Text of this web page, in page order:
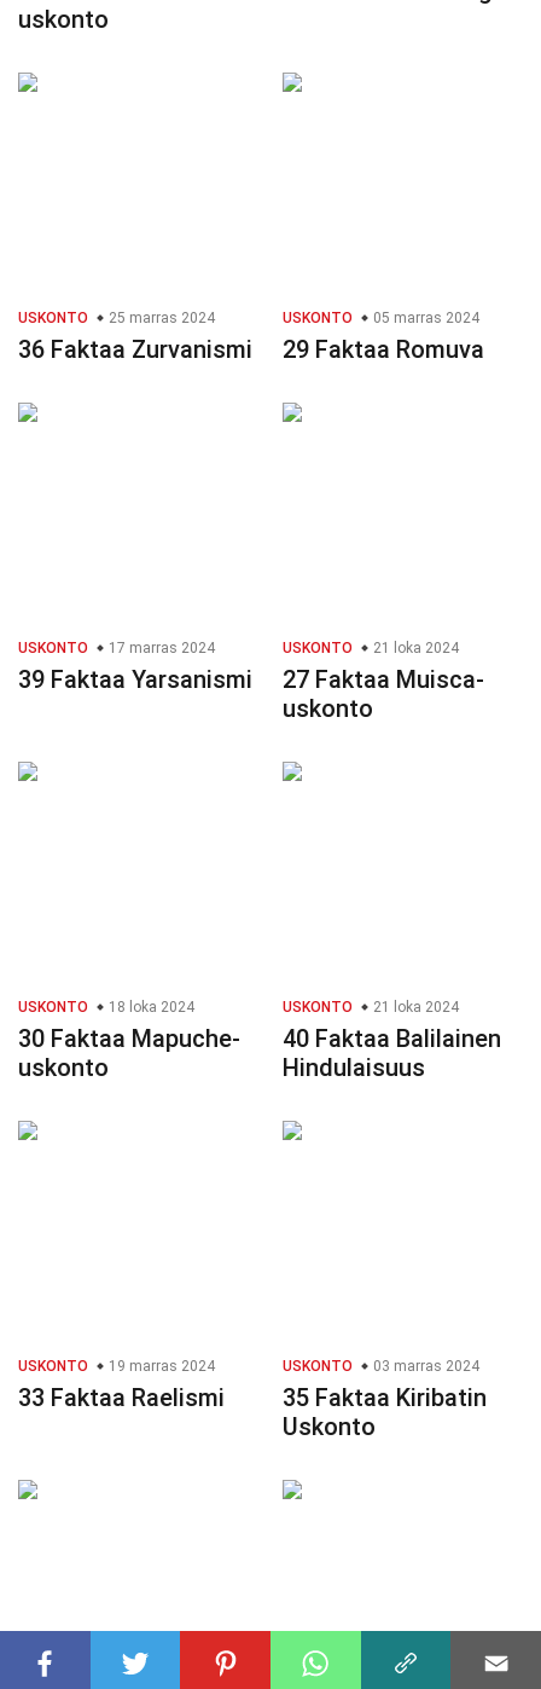
uskonto
USKONTO 25 marras 2024
36 Faktaa Zurvanismi
USKONTO 05 marras 2024
29 Faktaa Romuva
USKONTO 17 marras 2024
39 Faktaa Yarsanismi
USKONTO 21 loka 2024
27 Faktaa Muisca-
uskonto
USKONTO 18 loka 2024
30 Faktaa Mapuche-
uskonto
USKONTO 21 loka 2024
40 Faktaa Balilainen
Hindulaisuus
USKONTO 19 marras 2024
33 Faktaa Raelismi
USKONTO 03 marras 2024
35 Faktaa Kiribatin
Uskonto